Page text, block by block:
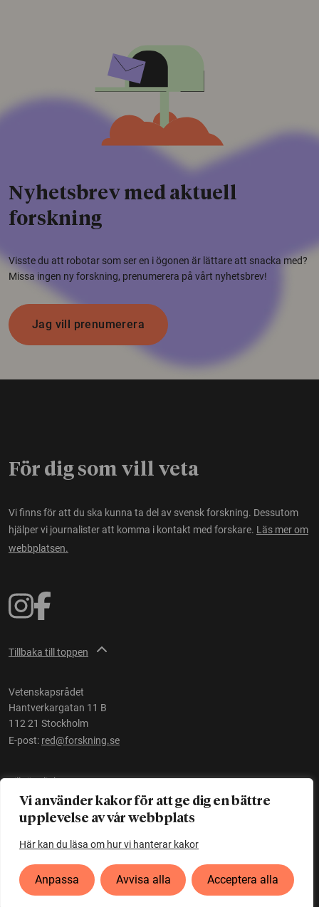
Vi använder kakor för att ge dig en bättre
upplevelse av vår webbplats
Här kan du läsa om hur vi hanterar kakor
Anpassa Avvisa alla Acceptera alla
Nyhetsbrev med aktuell
forskning
Visste du att robotar som ser en i ögonen är lättare att snacka med?
Missa ingen ny forskning, prenumerera på vårt nyhetsbrev!
Jag vill prenumerera
För dig som vill veta
Vi finns för att du ska kunna ta del av svensk forskning. Dessutom
hjälper vi journalister att komma i kontakt med forskare. Läs mer om
webbplatsen.
Tillbaka till toppen
Vetenskapsrådet
Hantverkargatan 11 B
112 21 Stockholm
E-post: red@forskning.se
Tillgänglighet
Ett initiativ avVetenskapsrådet